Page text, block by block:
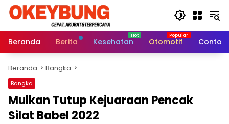
Langsung
Beranda
Berita Kesehatan Otomotif Contoh
Beranda Bangka
Bangka
Mulkan Tutup Kejuaraan Pencak
Silat Babel 2022